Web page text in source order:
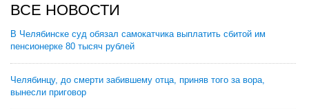
ВСЕ НОВОСТИ
В Челябинске суд обязал самокатчика выплатить сбитой им
пенсионерке 80 тысяч рублей
Челябинцу, до смерти забившему отца, приняв того за вора,
вынесли приговор